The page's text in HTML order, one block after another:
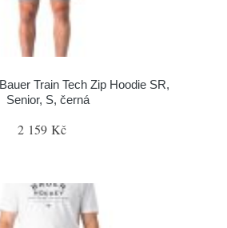
Train Tech Zip Hoodie SR,
Senior, S, černá
2 159 Kč